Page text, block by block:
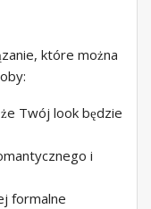
które można
Twój look będzie
i
formalne